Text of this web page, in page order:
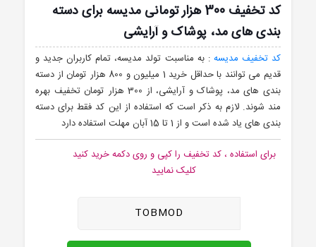
کد تخفیف 300 هزار تومانی مدیسه برای دسته
بندی های مد، پوشاک و آرایشی
کد تخفیف مدیسه : به مناسبت تولد مدیسه، تمام کاربران جدید و
قدیم می توانند با حداقل خرید 1 میلیون و 800 هزار تومان از دسته
بندی های مد، پوشاک و آرایشی، از 300 هزار تومان تخفیف بهره
مند شوند. لازم به ذکر است که استفاده از این کد فقط برای دسته
بندی های یاد شده است و از 1 تا 15 آبان مهلت استفاده دارد
برای استفاده ، کد تخفیف را کپی و روی دکمه خرید کنید
کلیک نمایید
TOBMOD